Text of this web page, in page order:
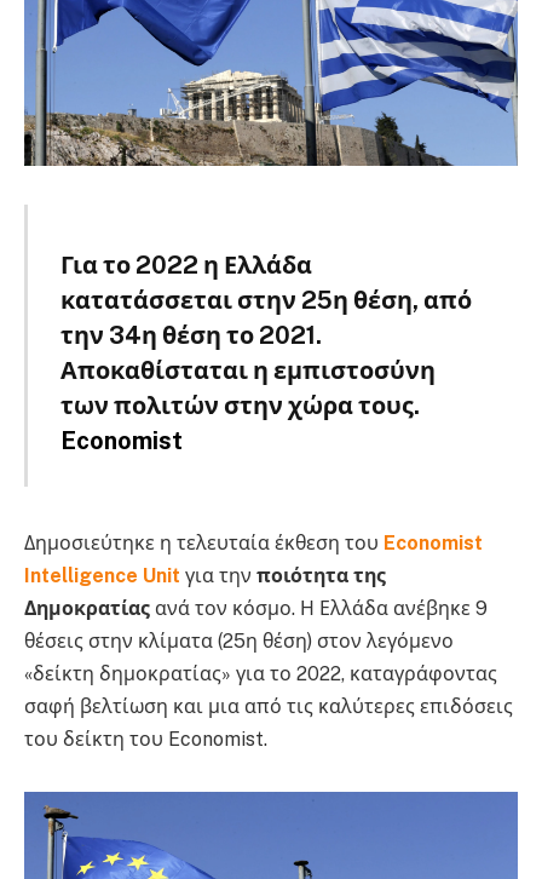
Για το 2022 η Ελλάδα
κατατάσσεται στην 25η θέση, από
την 34η θέση το 2021.
Αποκαθίσταται η εμπιστοσύνη
των πολιτών στην χώρα τους.
Economist
Δημοσιεύτηκε η τελευταία έκθεση του Economist
Intelligence Unit για την ποιότητα της
Δημοκρατίας ανά τον κόσμο. Η Ελλάδα ανέβηκε 9
θέσεις στην κλίματα (25η θέση) στον λεγόμενο
«δείκτη δημοκρατίας» για το 2022, καταγράφοντας
σαφή βελτίωση και μια από τις καλύτερες επιδόσεις
του δείκτη του Economist.